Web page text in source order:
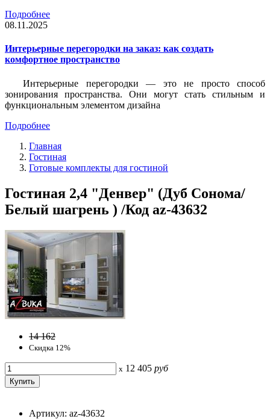
Подробнее
08.11.2025
Интерьерные перегородки на заказ: как создать
комфортное пространство
Интерьерные перегородки — это не просто способ
зонирования пространства. Они могут стать стильным и
функциональным элементом дизайна
Подробнее
Главная
Гостиная
Готовые комплекты для гостиной
Гостиная 2,4 "Денвер" (Дуб Сонома/
Белый шагрень ) /Код az-43632
14 162
Скидка 12%
x 12 405 руб
Артикул: az-43632